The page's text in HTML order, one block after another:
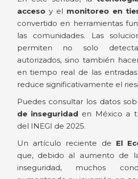
acceso y el monitoreo en
convertido en herramientas
las comunidades. Las
permiten no solo
autorizados, sino también
en tiempo real de las
reduce significativamente el
Puedes consultar los datos
de inseguridad en México a
del INEGI de 2025.
Un artículo reciente de El
que, debido al aumento de
inseguridad, muchos